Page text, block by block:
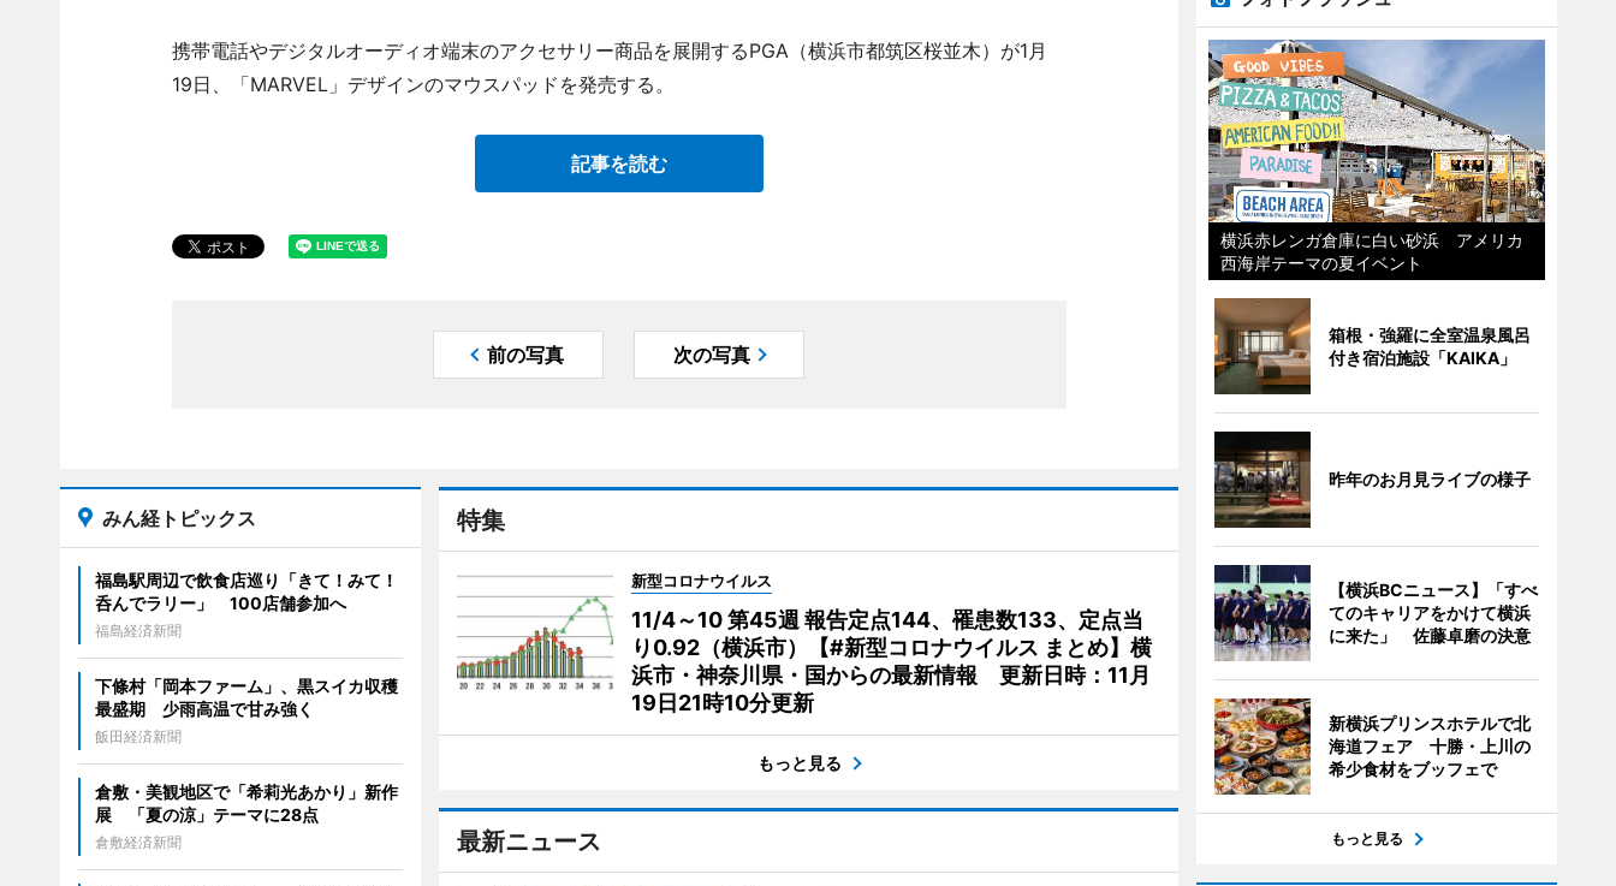
携帯電話やデジタルオーディオ端末のアクセサリー商品を展開するPGA（横浜市都筑区桜並木）が1月
19日、「MARVEL」デザインのマウスパッドを発売する。
記事を読む
前の写真 次の写真
特集
新型コロナウイルス
11/4～10 第45週 報告定点144、罹患数133、定点当
り0.92（横浜市）【#新型コロナウイルス まとめ】横
浜市・神奈川県・国からの最新情報 更新日時：11月
19日21時10分更新
もっと見る
最新ニュース
みん経トピックス
福島駅周辺で飲食店巡り「きて！みて！
呑んでラリー」 100店舗参加へ
福島経済新聞
下條村「岡本ファーム」、黒スイカ収穫
最盛期 少雨高温で甘み強く
飯田経済新聞
倉敷・美観地区で「希莉光あかり」新作
展 「夏の涼」テーマに28点
倉敷経済新聞
横浜赤レンガ倉庫に白い砂浜 アメリカ
西海岸テーマの夏イベント
箱根・強羅に全室温泉風呂
付き宿泊施設「KAIKA」
昨年のお月見ライブの様子
【横浜BCニュース】「すべ
てのキャリアをかけて横浜
に来た」 佐藤卓磨の決意
新横浜プリンスホテルで北
海道フェア 十勝・上川の
希少食材をブッフェで
もっと見る